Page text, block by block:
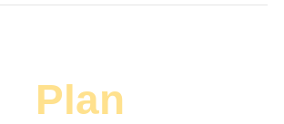
Plan